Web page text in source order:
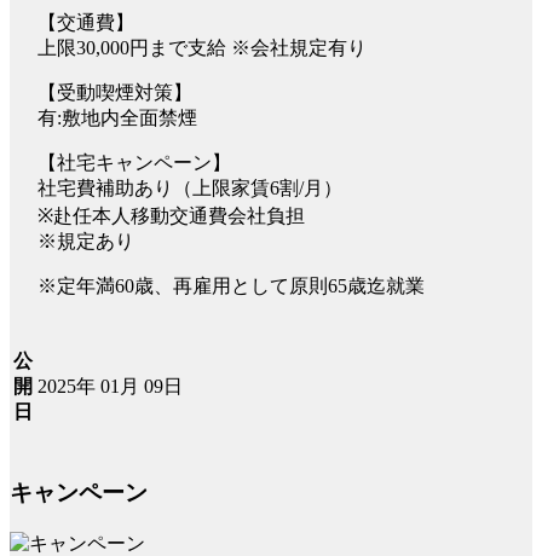
【交通費】
上限30,000円まで支給 ※会社規定有り
【受動喫煙対策】
有:敷地内全面禁煙
【社宅キャンペーン】
社宅費補助あり（上限家賃6割/月）
※赴任本人移動交通費会社負担
※規定あり
※定年満60歳、再雇用として原則65歳迄就業
公
開
日
2025年 01月 09日
キャンペーン